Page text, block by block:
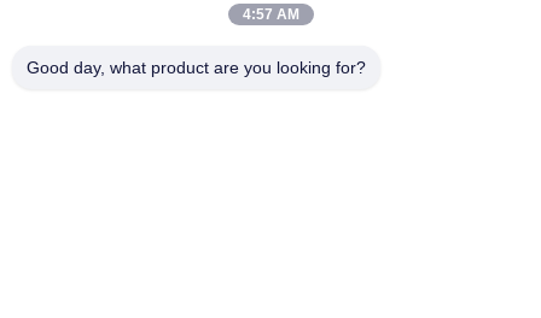
Kraftpapierrolle
4:57 AM
Good day, what product are you looking for?